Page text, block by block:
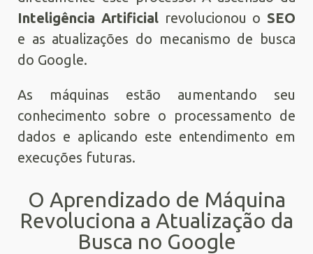
Inteligência Artificialrevolucionou o SEO
e as atualizações do mecanismo de busca
do Google.
As máquinas estão aumentando seu
conhecimento sobre o processamento de
dados e aplicando este entendimento em
execuções futuras.
O Aprendizado de Máquina
Revoluciona a Atualização da
Busca no Google